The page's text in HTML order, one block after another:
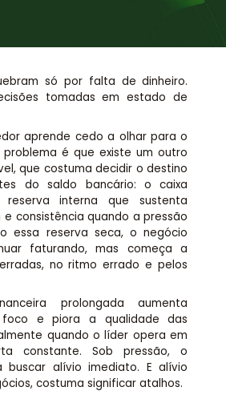
só por falta de dinheiro.
tomadas em estado de
aprende cedo a olhar para o
problema é que existe um outro
que costuma decidir o destino
do saldo bancário: o caixa
interna que sustenta
consistência quando a pressão
essa reserva seca, o negócio
faturando, mas começa a
no ritmo errado e pelos
prolongada aumenta
foco e piora a qualidade das
quando o líder opera em
constante. Sob pressão, o
alívio imediato. E alívio
costuma significar atalhos.